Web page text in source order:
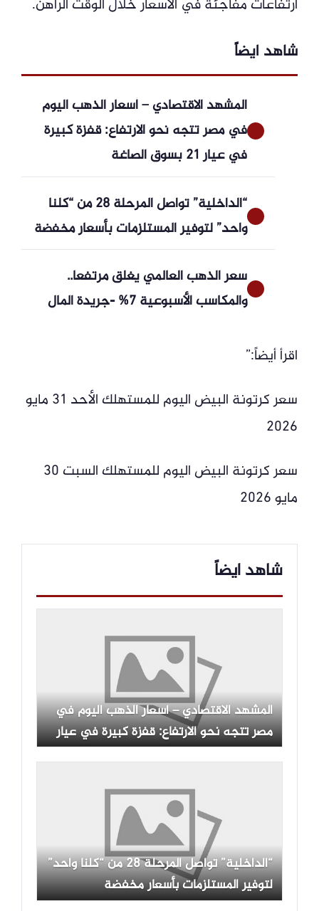
ارتفاعات مفاجئة في الأسعار خلال الوقت الراهن.
شاهد ايضاً
المشهد الاقتصادي – أسعار الذهب اليوم
في مصر تتجه نحو الارتفاع: قفزة كبيرة
في عيار 21 بسوق الصاغة
“الداخلية” تواصل المرحلة 28 من “كلنا
واحد” لتوفير المستلزمات بأسعار مخفضة
سعر الذهب العالمي يغلق مرتفعا..
والمكاسب الأسبوعية 7% -جريدة المال
اقرأ أيضاً:”
سعر كرتونة البيض اليوم للمستهلك الأحد 31 مايو
2026
سعر كرتونة البيض اليوم للمستهلك السبت 30
مايو 2026
شاهد ايضاً
المشهد الاقتصادي – أسعار الذهب اليوم في
مصر تتجه نحو الارتفاع: قفزة كبيرة في عيار
21 بسوق الصاغة
“الداخلية” تواصل المرحلة 28 من “كلنا واحد”
لتوفير المستلزمات بأسعار مخفضة